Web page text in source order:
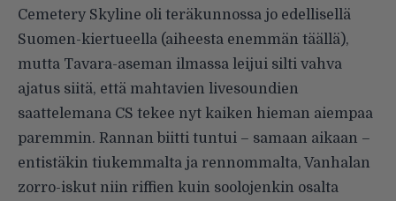
Cemetery Skyline oli teräkunnossa jo edellisellä
Suomen-kiertueella (aiheesta enemmän täällä),
mutta Tavara-aseman ilmassa leijui silti vahva
ajatus siitä, että mahtavien livesoundien
saattelemana CS tekee nyt kaiken hieman aiempaa
paremmin. Rannan biitti tuntui – samaan aikaan –
entistäkin tiukemmalta ja rennommalta, Vanhalan
zorro-iskut niin riffien kuin soolojenkin osalta